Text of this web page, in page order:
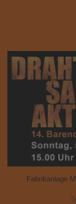
Fabrikanlage